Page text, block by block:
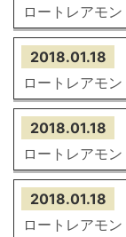
ロートレアモ
2018.01.18
ロートレアモ
2018.01.18
ロートレアモ
2018.01.18
ロートレアモ